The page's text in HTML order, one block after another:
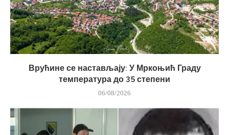
Врућине се настављају: У Мркоњић Граду
температура до 35 степени
06/08/2026